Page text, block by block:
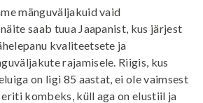
mänguväljakuid vaid
saab tuua Jaapanist, kus järjest
kvaliteetsete ja
rajamisele. Riigis, kus
on ligi 85 aastat, ei ole vaimsest
kombeks, küll aga on elustiil ja